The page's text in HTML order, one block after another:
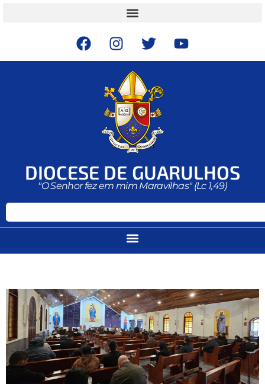
DIOCESE DE GUARULHOS
"O Senhor fez em mim Maravilhas" (Lc 1,49)